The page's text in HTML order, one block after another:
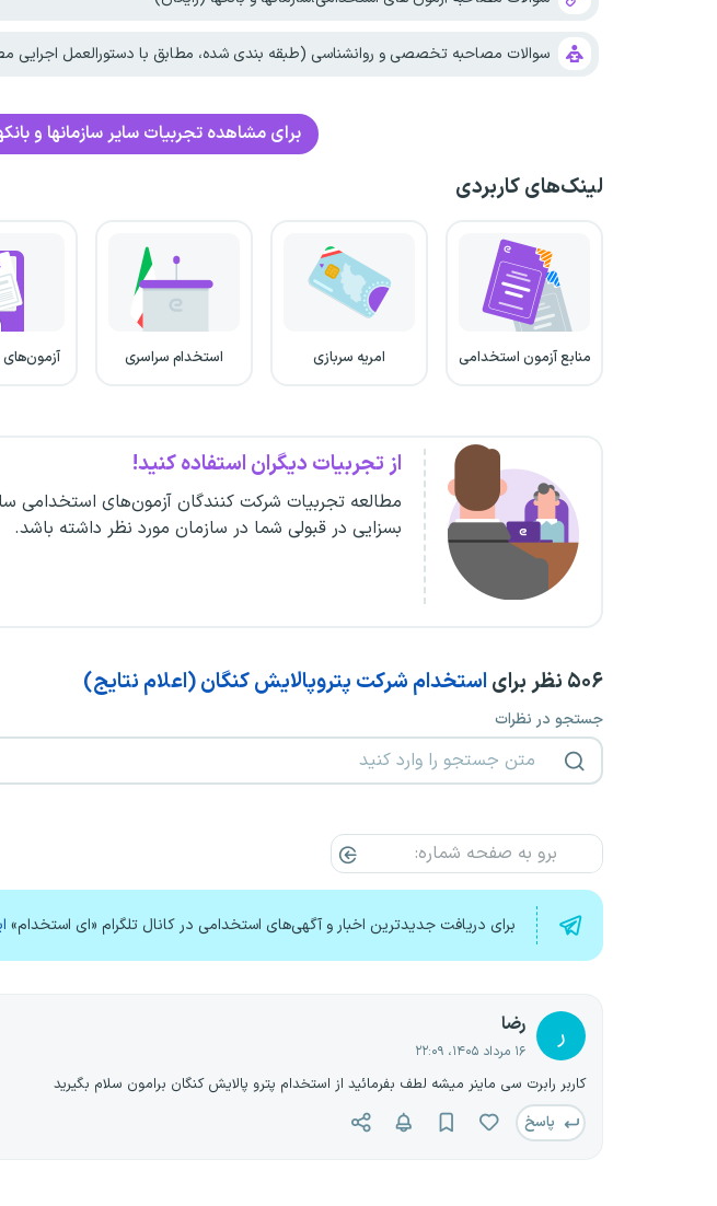
سوالات مصاحبه تخصصی و روانشناسی (طبقه بندی شده، مطابق با دستورالعمل اجرایی
برای مشاهده تجربیات سایر سازمانها و
لینک‌های کاربردی
منابع آزمون استخدامی امریه سربازی استخدام سراسری
از تجربیات دیگران استفاده کنید!
مطالعه تجربیات شرکت کنندگان آزمون‌های
بسزایی در قبولی شما در سازمان مورد نظر داشته باشد.
۵۰۶ نظر برای استخدام شرکت پتروپالایش کنگان (اعلام نتایج)
جستجو در نظرات
برای دریافت جدیدترین اخبار و آگهی‌های استخدامی در کانال تلگرام «ای استخدام»
ر رضا
۱۶ مرداد ۱۴۰۵، ۲۲:۰۹
کاربر رابرت سی ماینر میشه لطف بفرمائید از استخدام پترو پالایش کنگان برامون سلام بگیرید
پاسخ